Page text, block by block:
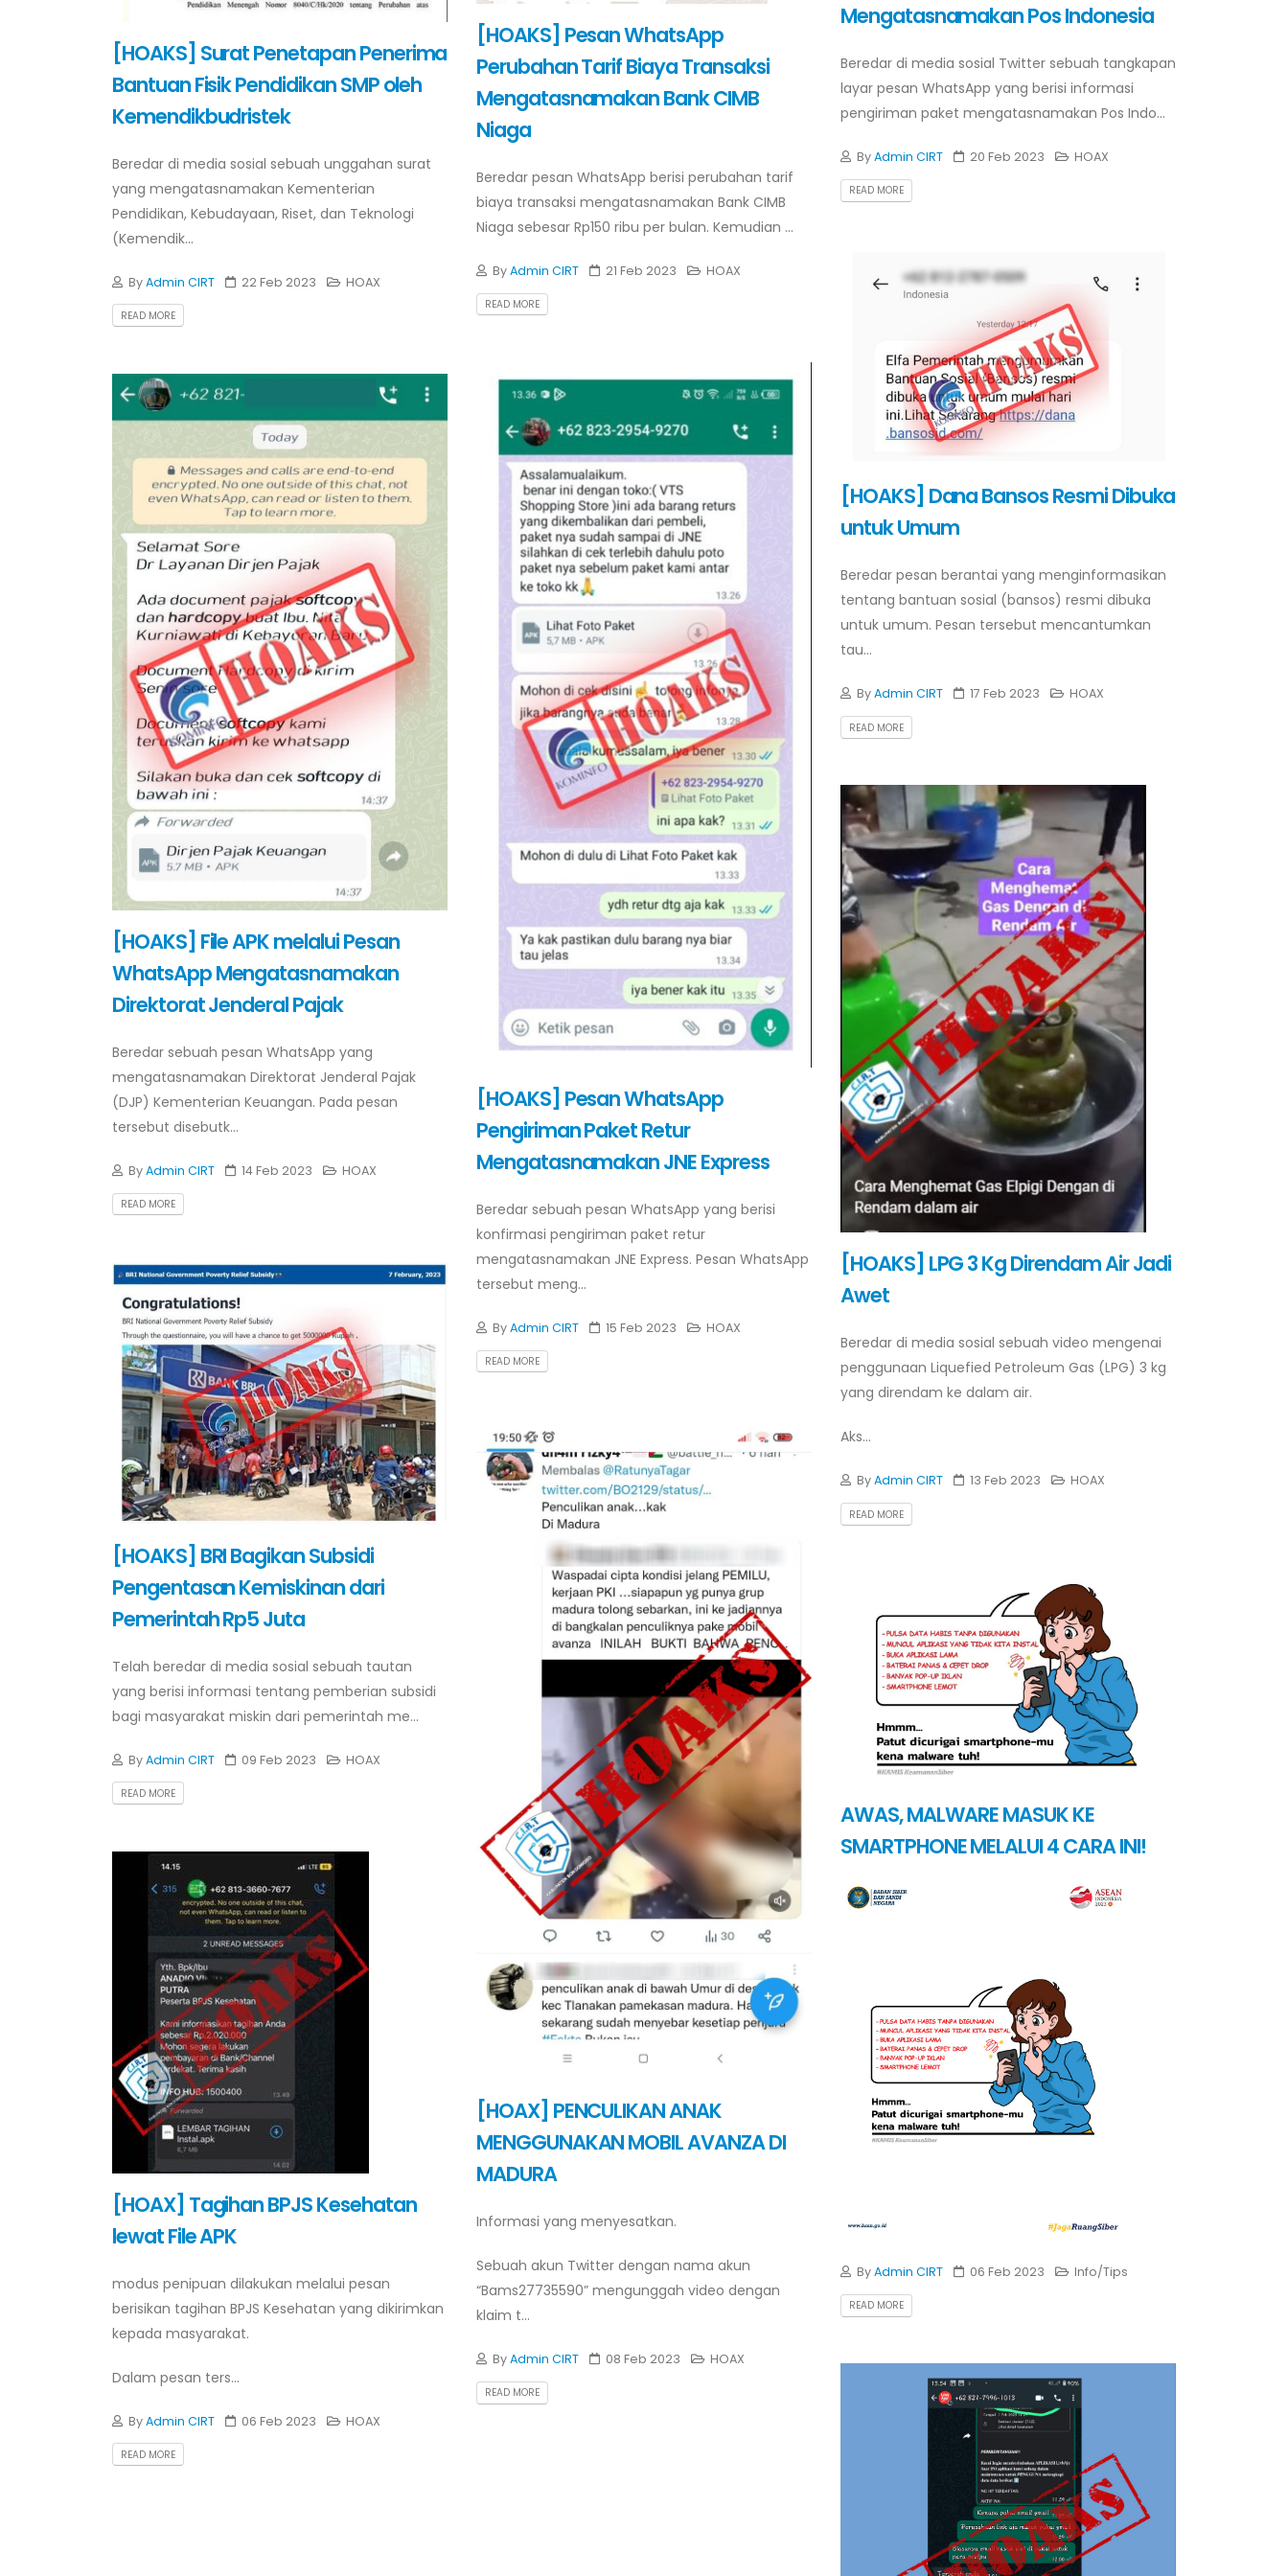
[HOAKS] Surat Penetapan Penerima
Bantuan Fisik Pendidikan SMP oleh
Kemendikbudristek
Beredar di media sosial sebuah unggahan surat
yang mengatasnamakan Kementerian
Pendidikan, Kebudayaan, Riset, dan Teknologi
(Kemendik...
ByAdmin CIRT 22 Feb 2023 HOAX
READ MORE
[HOAKS] Pesan WhatsApp
Perubahan Tarif Biaya Transaksi
Mengatasnamakan Bank CIMB
Niaga
Beredar pesan WhatsApp berisi perubahan tarif
biaya transaksi mengatasnamakan Bank CIMB
Niaga sebesar Rp150 ribu per bulan. Kemudian ...
ByAdmin CIRT 21 Feb 2023 HOAX
READ MORE
Mengatasnamakan Pos Indonesia
Beredar di media sosial Twitter sebuah tangkapan
layar pesan WhatsApp yang berisi informasi
pengiriman paket mengatasnamakan Pos Indo...
ByAdmin CIRT 20 Feb 2023 HOAX
READ MORE
[HOAKS] Dana Bansos Resmi Dibuka
untuk Umum
Beredar pesan berantai yang menginformasikan
tentang bantuan sosial (bansos) resmi dibuka
untuk umum. Pesan tersebut mencantumkan
tau...
ByAdmin CIRT 17 Feb 2023 HOAX
READ MORE
[HOAKS] Pesan WhatsApp
Pengiriman Paket Retur
Mengatasnamakan JNE Express
Beredar sebuah pesan WhatsApp yang berisi
konfirmasi pengiriman paket retur
mengatasnamakan JNE Express. Pesan WhatsApp
tersebut meng...
ByAdmin CIRT 15 Feb 2023 HOAX
READ MORE
[HOAKS] File APK melalui Pesan
WhatsApp Mengatasnamakan
Direktorat Jenderal Pajak
Beredar sebuah pesan WhatsApp yang
mengatasnamakan Direktorat Jenderal Pajak
(DJP) Kementerian Keuangan. Pada pesan
tersebut disebutk...
ByAdmin CIRT 14 Feb 2023 HOAX
READ MORE
[HOAKS] LPG 3 Kg Direndam Air Jadi
Awet
Beredar di media sosial sebuah video mengenai
penggunaan Liquefied Petroleum Gas (LPG) 3 kg
yang direndam ke dalam air.
Aks...
ByAdmin CIRT 13 Feb 2023 HOAX
READ MORE
[HOAKS] BRI Bagikan Subsidi
Pengentasan Kemiskinan dari
Pemerintah Rp5 Juta
Telah beredar di media sosial sebuah tautan
yang berisi informasi tentang pemberian subsidi
bagi masyarakat miskin dari pemerintah me...
ByAdmin CIRT 09 Feb 2023 HOAX
READ MORE
[HOAX] PENCULIKAN ANAK
MENGGUNAKAN MOBIL AVANZA DI
MADURA
Informasi yang menyesatkan.
Sebuah akun Twitter dengan nama akun
“Bams27735590” mengunggah video dengan
klaim t...
ByAdmin CIRT 08 Feb 2023 HOAX
READ MORE
AWAS, MALWARE MASUK KE
SMARTPHONE MELALUI 4 CARA INI!
ByAdmin CIRT 06 Feb 2023 Info/Tips
READ MORE
[HOAX] Tagihan BPJS Kesehatan
lewat File APK
modus penipuan dilakukan melalui pesan
berisikan tagihan BPJS Kesehatan yang dikirimkan
kepada masyarakat.
Dalam pesan ters...
ByAdmin CIRT 06 Feb 2023 HOAX
READ MORE